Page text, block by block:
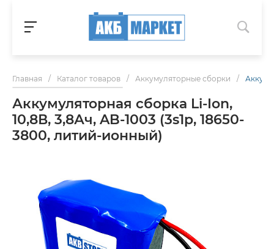
Главная / Каталог товаров / Аккумуляторные сборки /
Аккумуляторная сборка Li-Ion,
10,8В, 3,8Ач, AB-1003 (3s1p, 18650-
3800, литий-ионный)